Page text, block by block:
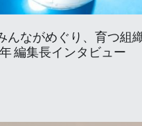
んながめぐり、育つ組
編集長インタビュー